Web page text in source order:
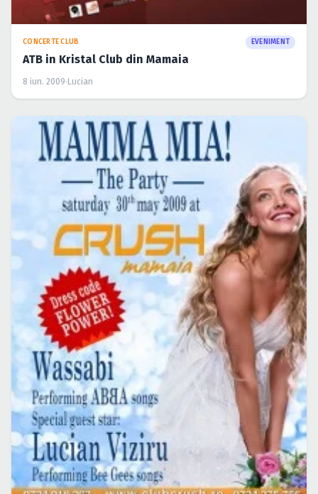
CONCERTE CLUB EVENIMENT
ATB in Kristal Club din Mamaia
8 iun. 2009·Lucian